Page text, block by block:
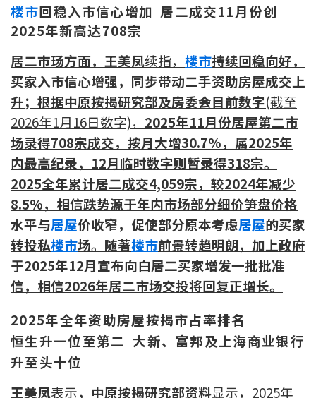
免费装修转介服务
装修设计专栏
火险、家居、宠物保险
保险资讯专栏
联络我们
联络方式
网上申请按揭转介
条款及细则
私隐政策
繁
本网页所提供资料仅作参考用途。
楼市回稳入市信心增加 居二成交11月份创
2025年新高达708宗
居二巿玚方面，王美凤续指， 楼市持续回稳向好，
买家入市信心增强，同步带动二手资助房屋成交上
升；根据中原按揭研究部及房委会目前数字(截至
2026年1月16日数字)， 2025年11月份居屋第二市
场录得708宗成交，按月大增30.7%，属2025年
内最高纪录，12月临时数字则暂录得318宗。
2025全年累计居二成交4,059宗，较2024年减少
8.5%，相信跌势源于年内市场部分细价笋盘价格
水平与居屋价收窄，促使部分原本考虑居屋的买家
转投私楼市场。随著楼市前景转趋明朗，加上政府
于2025年12月宣布向白居二买家增发一批批准
信，相信2026年居二市场交投将回复正增长。
2025年全年资助房屋按揭市占率排名
恒生升一位至第二 大新、富邦及上海商业银行
升至头十位
王美凤表示， 中原按揭研究部资料显示，2025年